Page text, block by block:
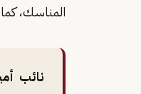
المناسك،
نائب